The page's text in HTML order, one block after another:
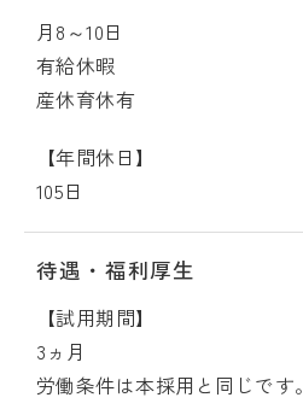
月8～10日
有給休暇
産休育休有
【年間休日】
105日
待遇・福利厚生
【試用期間】
3ヵ月
労働条件は本採用と同じです。